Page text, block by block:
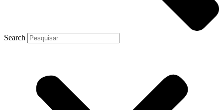
Search